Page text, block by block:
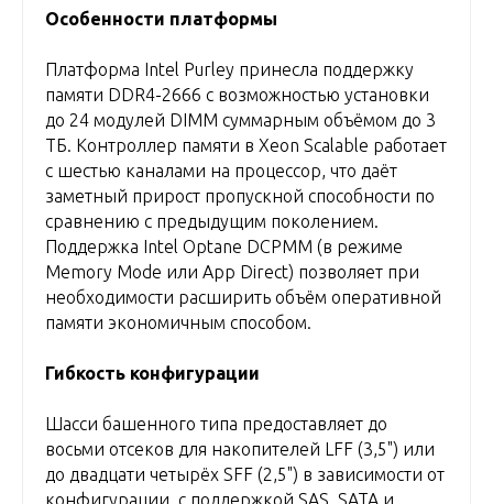
Особенности платформы
Платформа Intel Purley принесла поддержку
памяти DDR4-2666 с возможностью установки
до 24 модулей DIMM суммарным объёмом до 3
ТБ. Контроллер памяти в Xeon Scalable работает
с шестью каналами на процессор, что даёт
заметный прирост пропускной способности по
сравнению с предыдущим поколением.
Поддержка Intel Optane DCPMM (в режиме
Memory Mode или App Direct) позволяет при
необходимости расширить объём оперативной
памяти экономичным способом.
Гибкость конфигурации
Шасси башенного типа предоставляет до
восьми отсеков для накопителей LFF (3,5") или
до двадцати четырёх SFF (2,5") в зависимости от
конфигурации, с поддержкой SAS, SATA и